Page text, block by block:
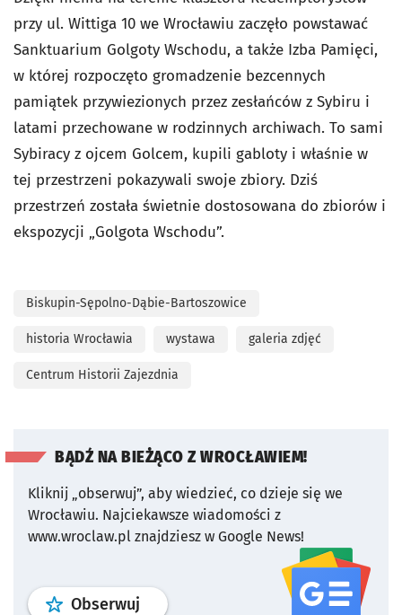
przy ul. Wittiga 10 we Wrocławiu zaczęło powstawać
Sanktuarium Golgoty Wschodu, a także Izba Pamięci,
w której rozpoczęto gromadzenie bezcennych
pamiątek przywiezionych przez zesłańców z Sybiru i
latami przechowane w rodzinnych archiwach. To sami
Sybiracy z ojcem Golcem, kupili gabloty i właśnie w
tej przestrzeni pokazywali swoje zbiory. Dziś
przestrzeń została świetnie dostosowana do zbiorów i
ekspozycji „Golgota Wschodu”.
Biskupin-Sępolno-Dąbie-Bartoszowice
historia Wrocławia wystawa galeria zdjęć
Centrum Historii Zajezdnia
BĄDŹ NA BIEŻĄCO Z WROCŁAWIEM!
Kliknij „obserwuj”, aby wiedzieć, co dzieje się we
Wrocławiu. Najciekawsze wiadomości z
www.wroclaw.pl znajdziesz w Google News!
Obserwuj profil serwisu